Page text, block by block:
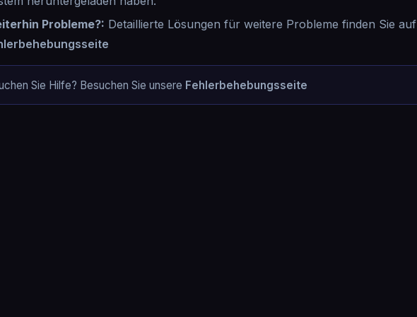
Probleme?: Detaillierte Lösungen für weitere Probleme finden Sie auf
Sie Hilfe? Besuchen Sie unsere Fehlerbehebungsseite